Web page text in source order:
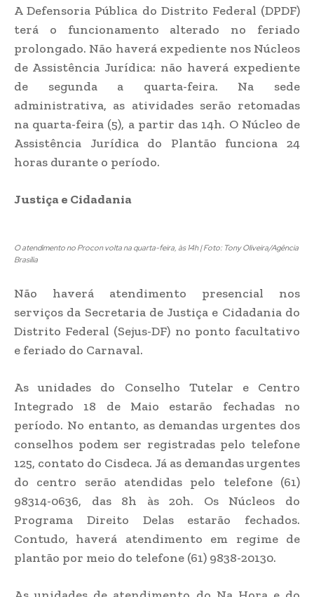
A Defensoria Pública do Distrito Federal (DPDF)
terá o funcionamento alterado no feriado
prolongado. Não haverá expediente nos Núcleos
de Assistência Jurídica: não haverá expediente
de segunda a quarta-feira. Na sede
administrativa, as atividades serão retomadas
na quarta-feira (5), a partir das 14h. O Núcleo de
Assistência Jurídica do Plantão funciona 24
horas durante o período.
Justiça e Cidadania
O atendimento no Procon volta na quarta-feira, às 14h | Foto: Tony Oliveira/Agência
Brasília
Não haverá atendimento presencial nos
serviços da Secretaria de Justiça e Cidadania do
Distrito Federal (Sejus-DF) no ponto facultativo
e feriado do Carnaval.
As unidades do Conselho Tutelar e Centro
Integrado 18 de Maio estarão fechadas no
período. No entanto, as demandas urgentes dos
conselhos podem ser registradas pelo telefone
125, contato do Cisdeca. Já as demandas urgentes
do centro serão atendidas pelo telefone (61)
98314-0636, das 8h às 20h. Os Núcleos do
Programa Direito Delas estarão fechados.
Contudo, haverá atendimento em regime de
plantão por meio do telefone (61) 9838-20130.